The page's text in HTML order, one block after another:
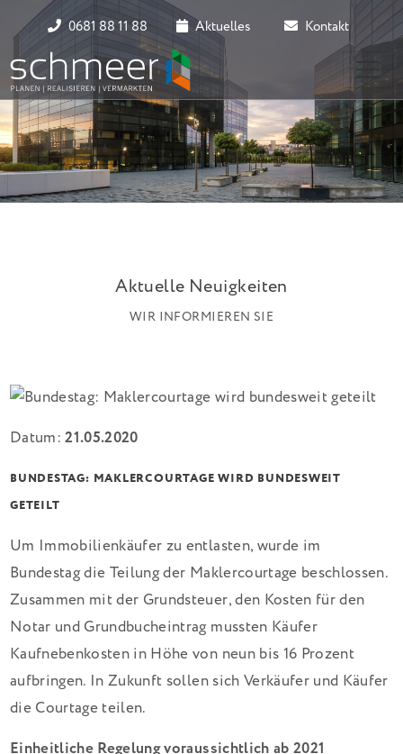
0681 88 11 88 Aktuelles Kontakt
Aktuelle Neuigkeiten
WIR INFORMIEREN SIE
Datum:21.05.2020
BUNDESTAG: MAKLERCOURTAGE WIRD BUNDESWEIT
GETEILT
Um Immobilienkäufer zu entlasten, wurde im
Bundestag die Teilung der Maklercourtage beschlossen.
Zusammen mit der Grundsteuer, den Kosten für den
Notar und Grundbucheintrag mussten Käufer
Kaufnebenkosten in Höhe von neun bis 16 Prozent
aufbringen. In Zukunft sollen sich Verkäufer und Käufer
die Courtage teilen.
Einheitliche Regelung voraussichtlich ab 2021